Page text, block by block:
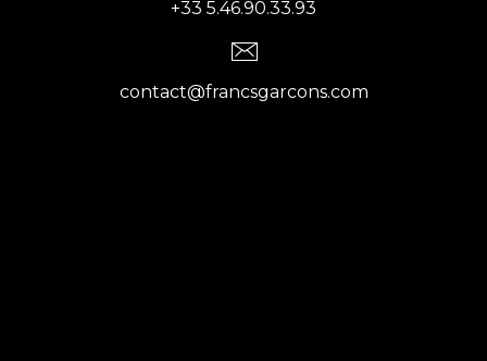
+33 5.46.90.33.93
contact@francsgarcons.com